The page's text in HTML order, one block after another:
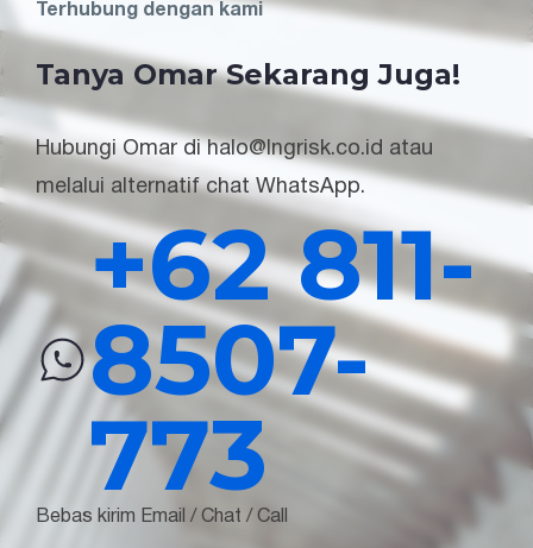
Terhubung dengan kami
Tanya Omar Sekarang Juga!
Hubungi Omar di halo@lngrisk.co.id atau
melalui alternatif chat WhatsApp.
+62 811-
8507-
773
Bebas kirim Email / Chat / Call